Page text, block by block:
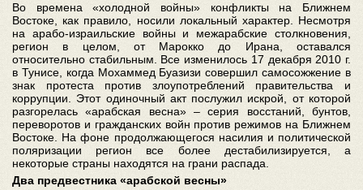
Во времена «холодной войны» конфликты на Ближнем
Востоке, как правило, носили локальный характер. Несмотря
на арабо-израильские войны и межарабские столкновения,
регион в целом, от Марокко до Ирана, оставался
относительно стабильным. Все изменилось 17 декабря 2010 г.
в Тунисе, когда Мохаммед Буазизи совершил самосожжение в
знак протеста против злоупотреблений правительства и
коррупции. Этот одиночный акт послужил искрой, от которой
разгорелась «арабская весна» – серия восстаний, бунтов,
переворотов и гражданских войн против режимов на Ближнем
Востоке. На фоне продолжающегося насилия и политической
поляризации регион все более дестабилизируется, а
некоторые страны находятся на грани распада.
Два предвестника «арабской весны»